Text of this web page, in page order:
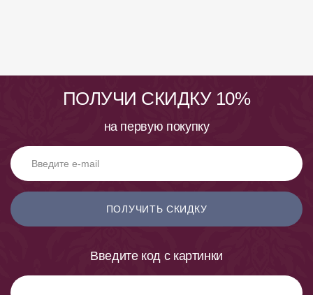
ПОЛУЧИ СКИДКУ 10%
на первую покупку
ПОЛУЧИТЬ СКИДКУ
Введите код с картинки